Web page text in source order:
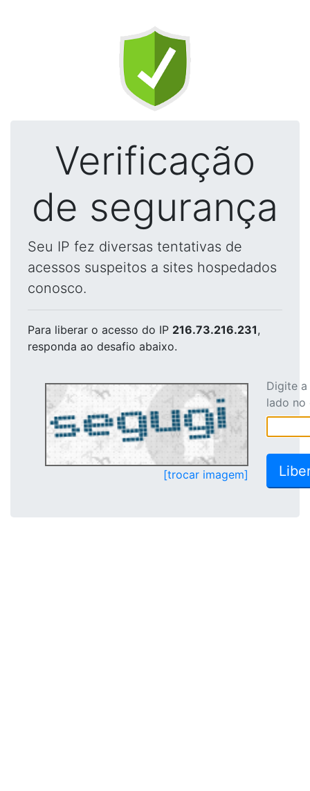
Verificação
de segurança
Seu IP fez diversas tentativas de
acessos suspeitos a sites hospedados
conosco.
Para liberar o acesso do IP 216.73.216.231,
responda ao desafio abaixo.
[trocar imagem]
Digite
lado no